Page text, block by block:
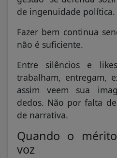
de ingenuidade política.
Fazer bem continua
não é suficiente.
Entre silêncios e
trabalham, entregam,
assim veem sua
dedos. Não por falta
de narrativa.
Quando o
voz